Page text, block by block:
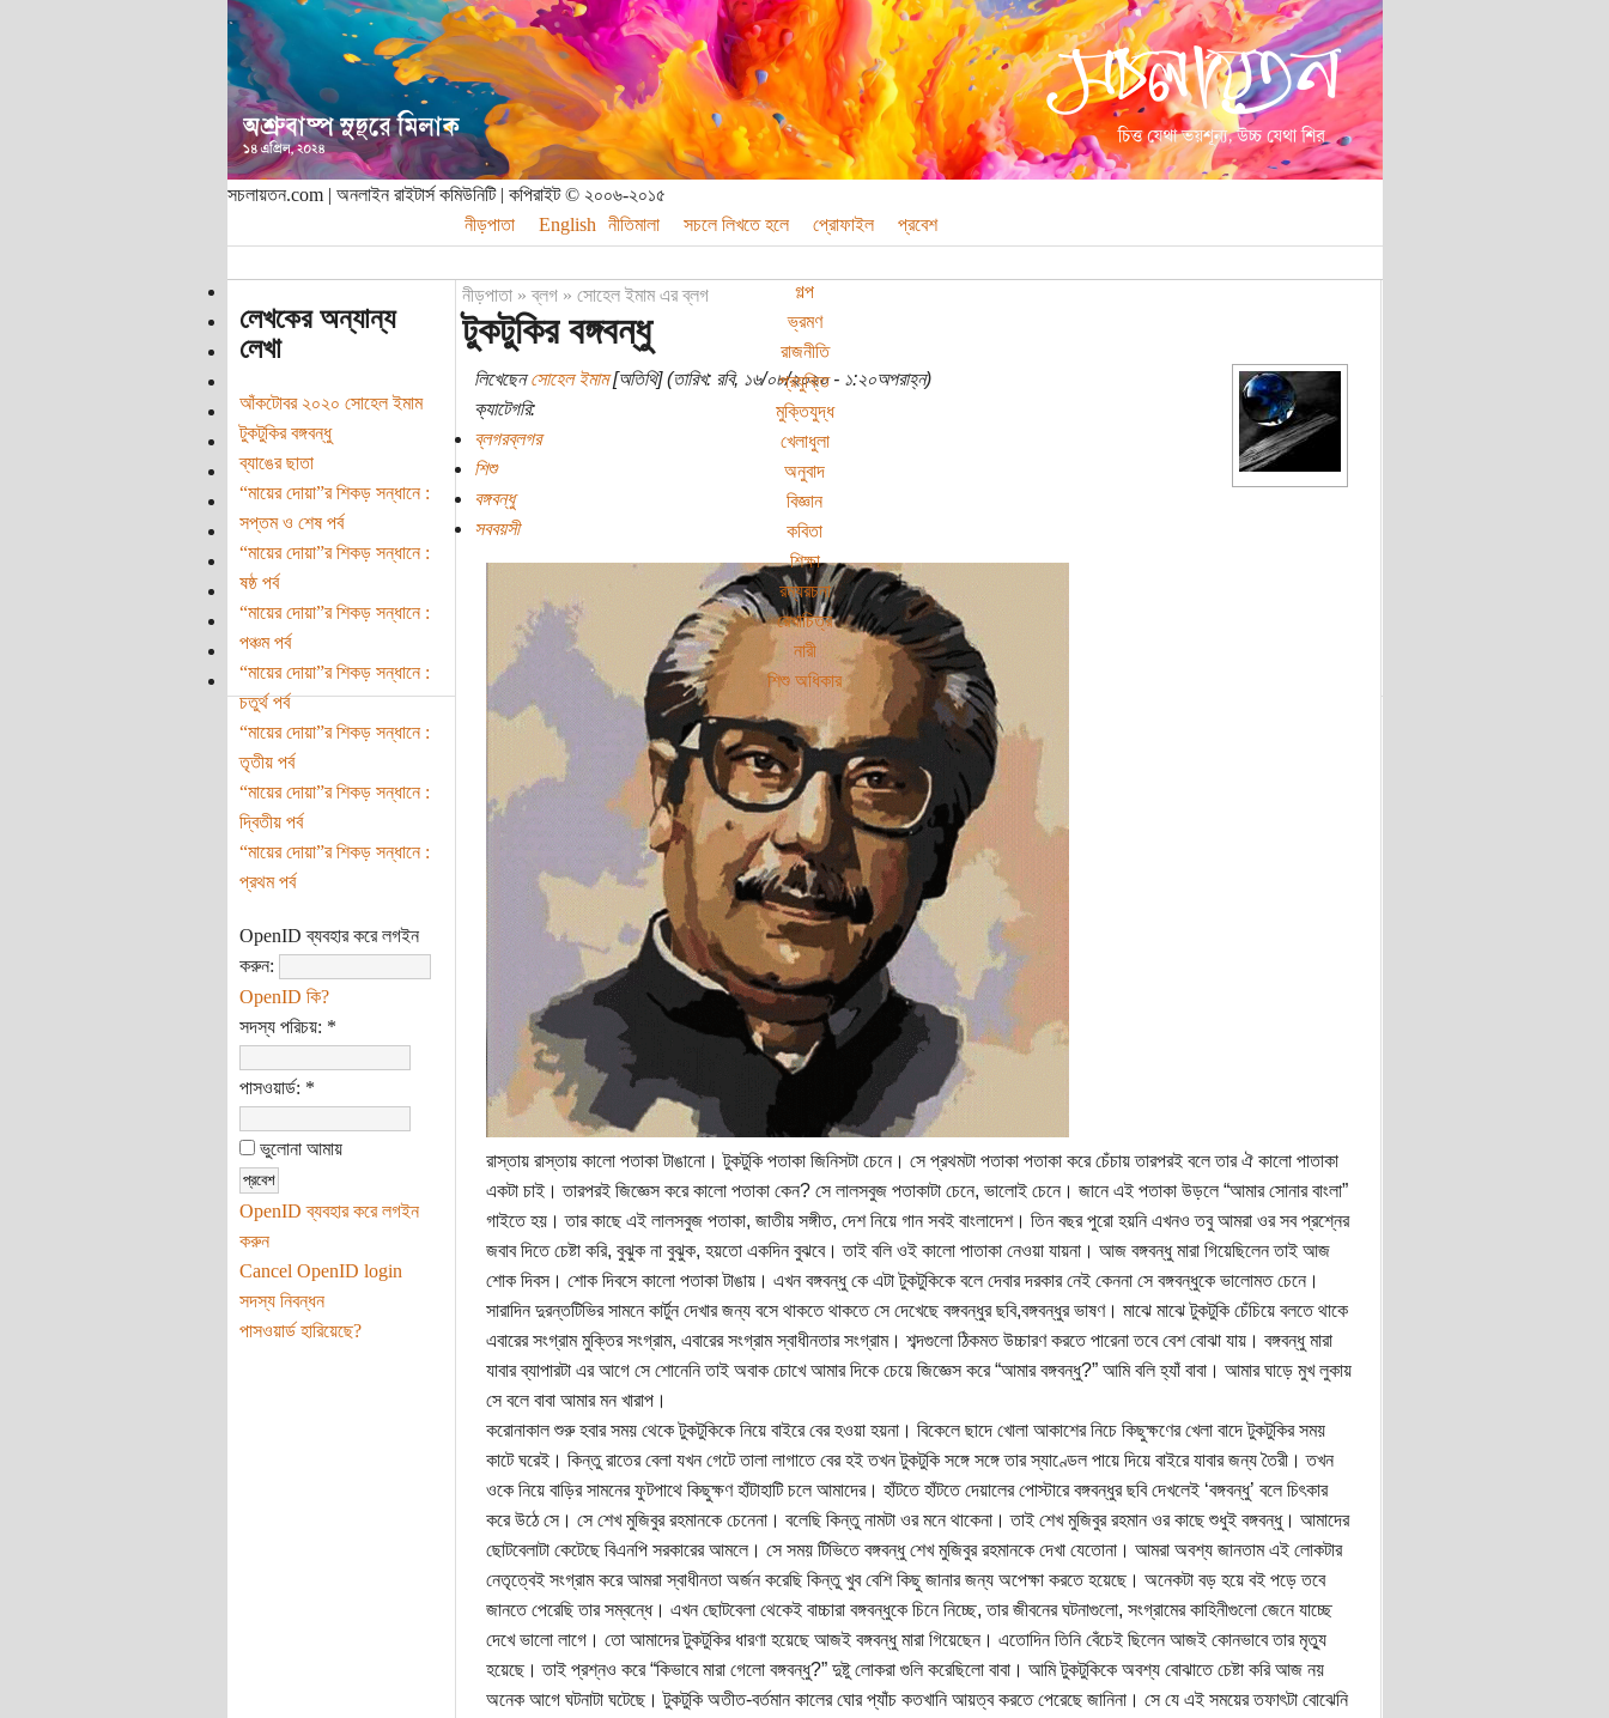
সচলায়তন.com | অনলাইন রাইটার্স কমিউনিটি | কপিরাইট © ২০০৬-২০১৫
নীড়পাতা
English নীতিমালা সচলে লিখতে হলে প্রোফাইল প্রবেশ
গল্প
ভ্রমণ
রাজনীতি
প্রযুক্তি
মুক্তিযুদ্ধ
খেলাধুলা
অনুবাদ
বিজ্ঞান
কবিতা
শিক্ষা
রম্যরচনা
রেখাচিত্র
নারী
শিশু অধিকার
লেখকের অন্যান্য
লেখা
আঁকটোবর ২০২০ সোহেল ইমাম
টুকটুকির বঙ্গবন্ধু
ব্যাঙের ছাতা
“মায়ের দোয়া”র শিকড় সন্ধানে :
সপ্তম ও শেষ পর্ব
“মায়ের দোয়া”র শিকড় সন্ধানে :
ষষ্ঠ পর্ব
“মায়ের দোয়া”র শিকড় সন্ধানে :
পঞ্চম পর্ব
“মায়ের দোয়া”র শিকড় সন্ধানে :
চতুর্থ পর্ব
“মায়ের দোয়া”র শিকড় সন্ধানে :
তৃতীয় পর্ব
“মায়ের দোয়া”র শিকড় সন্ধানে :
দ্বিতীয় পর্ব
“মায়ের দোয়া”র শিকড় সন্ধানে :
প্রথম পর্ব
OpenID ব্যবহার করে লগইন
করুন:
OpenID কি?
সদস্য পরিচয়: *
পাসওয়ার্ড: *
ভুলোনা আমায়
OpenID ব্যবহার করে লগইন
করুন
Cancel OpenID login
সদস্য নিবন্ধন
পাসওয়ার্ড হারিয়েছে?
নীড়পাতা»ব্লগ» সোহেল ইমাম এর ব্লগ
টুকটুকির বঙ্গবন্ধু
লিখেছেনসোহেল ইমাম[অতিথি] (তারিখ: রবি, ১৬/০৮/২০২০ - ১:২০অপরাহ্ন)
ক্যাটেগরি:
ব্লগরব্লগর
শিশু
বঙ্গবন্ধু
সববয়সী
রাস্তায় রাস্তায় কালো পতাকা টাঙানো। টুকটুকি পতাকা জিনিসটা চেনে। সে প্রথমটা পতাকা পতাকা করে চেঁচায় তারপরই বলে তার ঐ কালো পাতাকা
একটা চাই। তারপরই জিজ্ঞেস করে কালো পতাকা কেন? সে লালসবুজ পতাকাটা চেনে, ভালোই চেনে। জানে এই পতাকা উড়লে “আমার সোনার বাংলা”
গাইতে হয়। তার কাছে এই লালসবুজ পতাকা, জাতীয় সঙ্গীত, দেশ নিয়ে গান সবই বাংলাদেশ। তিন বছর পুরো হয়নি এখনও তবু আমরা ওর সব প্রশ্নের
জবাব দিতে চেষ্টা করি, বুঝুক না বুঝুক, হয়তো একদিন বুঝবে। তাই বলি ওই কালো পাতাকা নেওয়া যায়না। আজ বঙ্গবন্ধু মারা গিয়েছিলেন তাই আজ
শোক দিবস। শোক দিবসে কালো পতাকা টাঙায়। এখন বঙ্গবন্ধু কে এটা টুকটুকিকে বলে দেবার দরকার নেই কেননা সে বঙ্গবন্ধুকে ভালোমত চেনে।
সারাদিন দুরন্তটিভির সামনে কার্টুন দেখার জন্য বসে থাকতে থাকতে সে দেখেছে বঙ্গবন্ধুর ছবি,বঙ্গবন্ধুর ভাষণ। মাঝে মাঝে টুকটুকি চেঁচিয়ে বলতে থাকে
এবারের সংগ্রাম মুক্তির সংগ্রাম, এবারের সংগ্রাম স্বাধীনতার সংগ্রাম। শব্দগুলো ঠিকমত উচ্চারণ করতে পারেনা তবে বেশ বোঝা যায়। বঙ্গবন্ধু মারা
যাবার ব্যাপারটা এর আগে সে শোনেনি তাই অবাক চোখে আমার দিকে চেয়ে জিজ্ঞেস করে “আমার বঙ্গবন্ধু?” আমি বলি হ্যাঁ বাবা। আমার ঘাড়ে মুখ লুকায়
সে বলে বাবা আমার মন খারাপ।
করোনাকাল শুরু হবার সময় থেকে টুকটুকিকে নিয়ে বাইরে বের হওয়া হয়না। বিকেলে ছাদে খোলা আকাশের নিচে কিছুক্ষণের খেলা বাদে টুকটুকির সময়
কাটে ঘরেই। কিন্তু রাতের বেলা যখন গেটে তালা লাগাতে বের হই তখন টুকটুকি সঙ্গে সঙ্গে তার স্যাণ্ডেল পায়ে দিয়ে বাইরে যাবার জন্য তৈরী। তখন
ওকে নিয়ে বাড়ির সামনের ফুটপাথে কিছুক্ষণ হাঁটাহাটি চলে আমাদের। হাঁটতে হাঁটতে দেয়ালের পোস্টারে বঙ্গবন্ধুর ছবি দেখলেই ‘বঙ্গবন্ধু’ বলে চিৎকার
করে উঠে সে। সে শেখ মুজিবুর রহমানকে চেনেনা। বলেছি কিন্তু নামটা ওর মনে থাকেনা। তাই শেখ মুজিবুর রহমান ওর কাছে শুধুই বঙ্গবন্ধু। আমাদের
ছোটবেলাটা কেটেছে বিএনপি সরকারের আমলে। সে সময় টিভিতে বঙ্গবন্ধু শেখ মুজিবুর রহমানকে দেখা যেতোনা। আমরা অবশ্য জানতাম এই লোকটার
নেতৃত্বেই সংগ্রাম করে আমরা স্বাধীনতা অর্জন করেছি কিন্তু খুব বেশি কিছু জানার জন্য অপেক্ষা করতে হয়েছে। অনেকটা বড় হয়ে বই পড়ে তবে
জানতে পেরেছি তার সম্বন্ধে। এখন ছোটবেলা থেকেই বাচ্চারা বঙ্গবন্ধুকে চিনে নিচ্ছে, তার জীবনের ঘটনাগুলো, সংগ্রামের কাহিনীগুলো জেনে যাচ্ছে
দেখে ভালো লাগে। তো আমাদের টুকটুকির ধারণা হয়েছে আজই বঙ্গবন্ধু মারা গিয়েছেন। এতোদিন তিনি বেঁচেই ছিলেন আজই কোনভাবে তার মৃত্যু
হয়েছে। তাই প্রশ্নও করে “কিভাবে মারা গেলো বঙ্গবন্ধু?” দুষ্টু লোকরা গুলি করেছিলো বাবা। আমি টুকটুকিকে অবশ্য বোঝাতে চেষ্টা করি আজ নয়
অনেক আগে ঘটনাটা ঘটেছে। টুকটুকি অতীত-বর্তমান কালের ঘোর প্যাঁচ কতখানি আয়ত্ব করতে পেরেছে জানিনা। সে যে এই সময়ের তফাৎটা বোঝেনি